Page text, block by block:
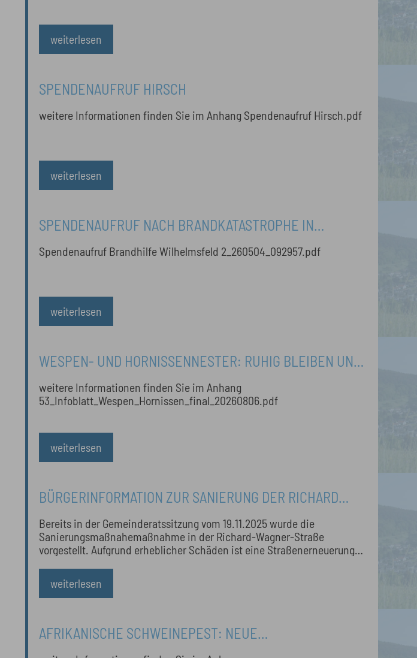
weiterlesen
SPENDENAUFRUF HIRSCH
weitere Informationen finden Sie im Anhang Spendenaufruf Hirsch.pdf
weiterlesen
SPENDENAUFRUF NACH BRANDKATASTROPHE IN
Spendenaufruf Brandhilfe Wilhelmsfeld 2_260504_092957.pdf
weiterlesen
WESPEN- UND HORNISSENNESTER: RUHIG BLEIBEN UND
NATURSCHUTZBEHÖRDE INFORMIERT UND STELLT
weitere Informationen finden Sie im Anhang
53_Infoblatt_Wespen_Hornissen_final_20260806.pdf
weiterlesen
BÜRGERINFORMATION ZUR SANIERUNG DER RICHARD
Bereits in der Gemeinderatssitzung vom 19.11.2025 wurde die
Sanierungsmaßnahemaßnahme in der Richard-Wagner-Straße
vorgestellt. Aufgrund erheblicher Schäden ist eine Straßenerneuerung
Fördermittel in Anspruch zu nehmen. Für die Maßnahme wurde
zwischenzeitlich eine Baufirma beauftragt.
weiterlesen
AFRIKANISCHE SCHWEINEPEST: NEUE